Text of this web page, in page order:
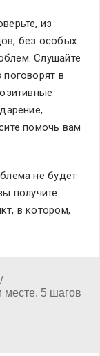
из
без особых
Слушайте
в
помочь вам
не будет
получите
в котором,
/
месте. 5 шагов